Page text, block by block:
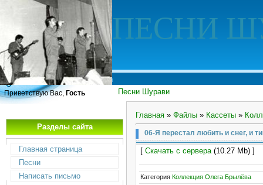
ПЕСНИ
Песни Шурави
Приветствую Вас, Гость
Разделы сайта
Главная страница
Песни
Написать письмо
Главная » Файлы » Кассеты »
06-Я перестал любить и снег, и
[ Скачать с сервера(10.27 Mb)
Категория Коллекция Олега Брылёва